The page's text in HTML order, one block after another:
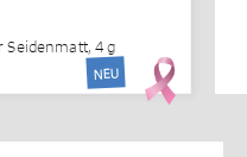
Seidenmatt, 4 g
NEU